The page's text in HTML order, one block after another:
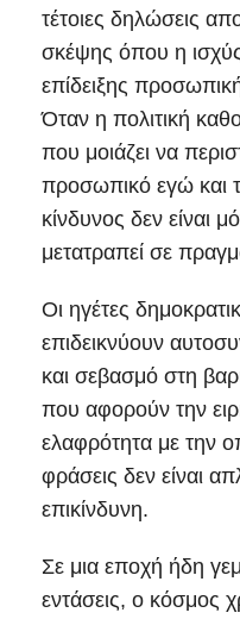
τέτοιες δηλώσεις
σκέψης όπου η
επίδειξης
Όταν η πολιτική
που μοιάζει να
προσωπικό εγώ και
κίνδυνος δεν είναι
μετατραπεί σε
Οι ηγέτες
επιδεικνύουν
και σεβασμό στη
που αφορούν την
ελαφρότητα με την
φράσεις δεν είναι
επικίνδυνη.
Σε μια εποχή ήδη
εντάσεις, ο κόσμος